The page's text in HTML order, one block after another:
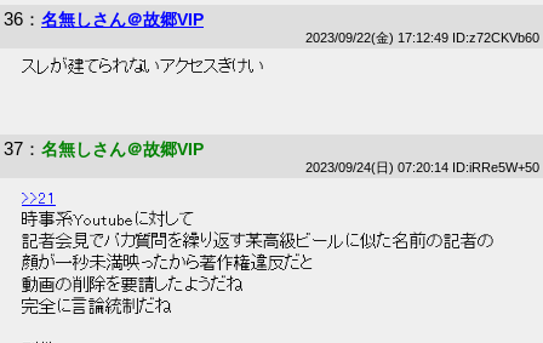
36 ： 名無しさん＠故郷VIP
2023/09/22(金) 17:12:49 ID:z72CKVb60
スレが建てられないアクセスきけい
37 ： 名無しさん＠故郷VIP
2023/09/24(日) 07:20:14 ID:iRRe5W+50
>>21
時事系Youtubeに対して
記者会見でバカ質問を繰り返す某高級ビールに似た名前の記者の
顔が一秒未満映ったから著作権違反だと
動画の削除を要請したようだね
完全に言論統制だね